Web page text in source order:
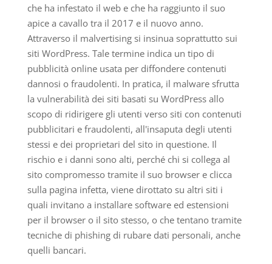
che ha infestato il web e che ha raggiunto il suo
apice a cavallo tra il 2017 e il nuovo anno.
Attraverso il malvertising si insinua soprattutto sui
siti WordPress. Tale termine indica un tipo di
pubblicità online usata per diffondere contenuti
dannosi o fraudolenti. In pratica, il malware sfrutta
la vulnerabilità dei siti basati su WordPress allo
scopo di ridirigere gli utenti verso siti con contenuti
pubblicitari e fraudolenti, all'insaputa degli utenti
stessi e dei proprietari del sito in questione. Il
rischio e i danni sono alti, perché chi si collega al
sito compromesso tramite il suo browser e clicca
sulla pagina infetta, viene dirottato su altri siti i
quali invitano a installare software ed estensioni
per il browser o il sito stesso, o che tentano tramite
tecniche di phishing di rubare dati personali, anche
quelli bancari.